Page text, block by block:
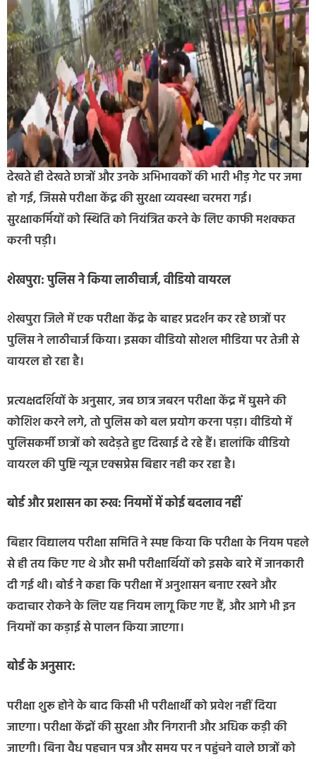
देखते ही देखते छात्रों और उनके अभिभावकों की भारी भीड़ गेट पर जमा
हो गई, जिससे परीक्षा केंद्र की सुरक्षा व्यवस्था चरमरा गई।
सुरक्षाकर्मियों को स्थिति को नियंत्रित करने के लिए काफी मशक्कत
करनी पड़ी।
शेखपुरा: पुलिस ने किया लाठीचार्ज, वीडियो वायरल
शेखपुरा जिले में एक परीक्षा केंद्र के बाहर प्रदर्शन कर रहे छात्रों पर
पुलिस ने लाठीचार्ज किया। इसका वीडियो सोशल मीडिया पर तेजी से
वायरल हो रहा है।
प्रत्यक्षदर्शियों के अनुसार, जब छात्र जबरन परीक्षा केंद्र में घुसने की
कोशिश करने लगे, तो पुलिस को बल प्रयोग करना पड़ा। वीडियो में
पुलिसकर्मी छात्रों को खदेड़ते हुए दिखाई दे रहे हैं। हालांकि वीडियो
वायरल की पुष्टि न्यूज एक्सप्रेस बिहार नही कर रहा है।
बोर्ड और प्रशासन का रुख: नियमों में कोई बदलाव नहीं
बिहार विद्यालय परीक्षा समिति ने स्पष्ट किया कि परीक्षा के नियम पहले
से ही तय किए गए थे और सभी परीक्षार्थियों को इसके बारे में जानकारी
दी गई थी। बोर्ड ने कहा कि परीक्षा में अनुशासन बनाए रखने और
कदाचार रोकने के लिए यह नियम लागू किए गए हैं, और आगे भी इन
नियमों का कड़ाई से पालन किया जाएगा।
बोर्ड के अनुसार:
परीक्षा शुरू होने के बाद किसी भी परीक्षार्थी को प्रवेश नहीं दिया
जाएगा। परीक्षा केंद्रों की सुरक्षा और निगरानी और अधिक कड़ी की
जाएगी। बिना वैध पहचान पत्र और समय पर न पहुंचने वाले छात्रों को